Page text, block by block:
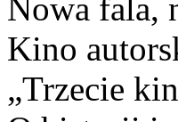
Nowa fala,
Kino
„Trzecie